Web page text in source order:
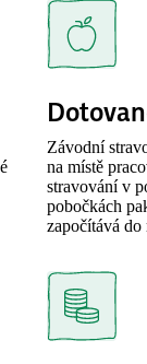
Závodní
na místě
stravování v
pobočkách
započítává do